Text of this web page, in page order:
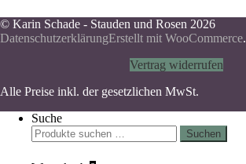
© Karin Schade - Stauden und Rosen 2026
DatenschutzerklärungErstellt mit WooCommerce.
Vertrag widerrufen
Alle Preise inkl. der gesetzlichen MwSt.
Suche
Suchen
nach:
Suchen